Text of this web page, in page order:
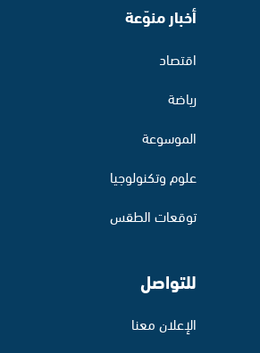
أخبار منوّعة
اقتصاد
رياضة
الموسوعة
علوم وتكنولوجيا
توقعات الطقس
للتواصل
الإعلان معنا